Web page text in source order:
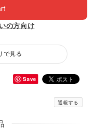
の方向け
で見る
Save
通報する